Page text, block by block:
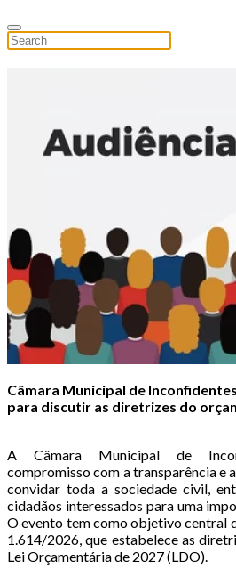
Câmara Municipal de
para discutir as diretrizes do
A Câmara Municipal de
compromisso com a transparência e
convidar toda a sociedade civil,
cidadãos interessados para uma
O evento tem como objetivo central
1.614/2026, que estabelece as
Lei Orçamentária de 2027 (LDO).